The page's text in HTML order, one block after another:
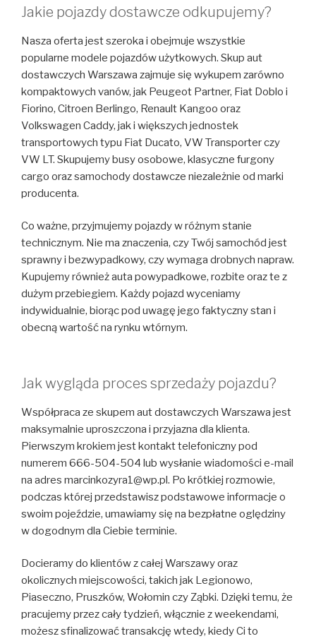
Jakie pojazdy dostawcze odkupujemy?
Nasza oferta jest szeroka i obejmuje wszystkie
popularne modele pojazdów użytkowych. Skup aut
dostawczych Warszawa zajmuje się wykupem zarówno
kompaktowych vanów, jak Peugeot Partner, Fiat Doblo i
Fiorino, Citroen Berlingo, Renault Kangoo oraz
Volkswagen Caddy, jak i większych jednostek
transportowych typu Fiat Ducato, VW Transporter czy
VW LT. Skupujemy busy osobowe, klasyczne furgony
cargo oraz samochody dostawcze niezależnie od marki
producenta.
Co ważne, przyjmujemy pojazdy w różnym stanie
technicznym. Nie ma znaczenia, czy Twój samochód jest
sprawny i bezwypadkowy, czy wymaga drobnych napraw.
Kupujemy również auta powypadkowe, rozbite oraz te z
dużym przebiegiem. Każdy pojazd wyceniamy
indywidualnie, biorąc pod uwagę jego faktyczny stan i
obecną wartość na rynku wtórnym.
Jak wygląda proces sprzedaży pojazdu?
Współpraca ze skupem aut dostawczych Warszawa jest
maksymalnie uproszczona i przyjazna dla klienta.
Pierwszym krokiem jest kontakt telefoniczny pod
numerem 666-504-504 lub wysłanie wiadomości e-mail
na adres marcinkozyra1@wp.pl. Po krótkiej rozmowie,
podczas której przedstawisz podstawowe informacje o
swoim pojeździe, umawiamy się na bezpłatne oględziny
w dogodnym dla Ciebie terminie.
Docieramy do klientów z całej Warszawy oraz
okolicznych miejscowości, takich jak Legionowo,
Piaseczno, Pruszków, Wołomin czy Ząbki. Dzięki temu, że
pracujemy przez cały tydzień, włącznie z weekendami,
możesz sfinalizować transakcję wtedy, kiedy Ci to